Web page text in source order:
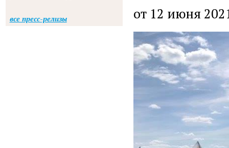
от 12 июня
все пресс-релизы